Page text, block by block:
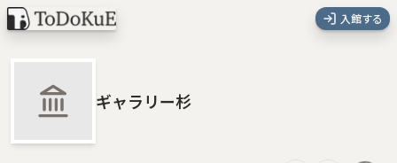
入館する
ギャラリー杉